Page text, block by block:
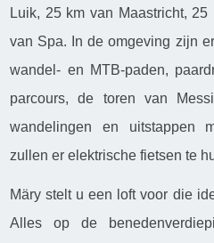
Luik, 25 km van Maastricht,
van Spa. In de omgeving zijn
wandel- en MTB-paden,
parcours, de toren van
wandelingen en uitstappen
zullen er elektrische fietsen te
Märy stelt u een loft voor die
Alles op de